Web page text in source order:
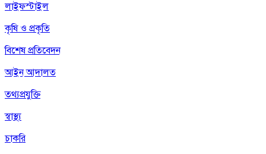
লাইফস্টাইল
কৃষি ও প্রকৃতি
বিশেষ প্রতিবেদন
আইন আদালত
তথ্যপ্রযুক্তি
স্বাস্থ্য
চাকরি